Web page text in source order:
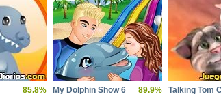
85.8% My Dolphin Show 6 89.9% Talking Tom